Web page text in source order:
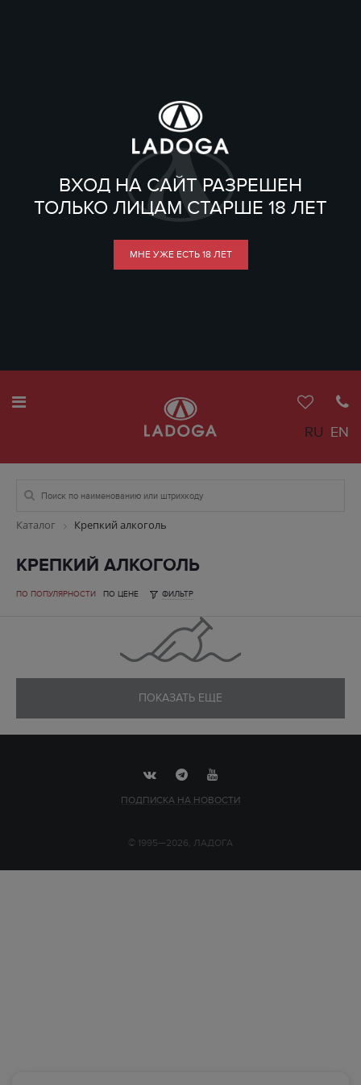
ВХОД НА САЙТ РАЗРЕШЕН
ТОЛЬКО ЛИЦАМ СТАРШЕ 18 ЛЕТ
МНЕ УЖЕ ЕСТЬ 18 ЛЕТ
RU EN
Каталог Крепкий алкоголь
КРЕПКИЙ АЛКОГОЛЬ
ПО ПОПУЛЯРНОСТИ ПО ЦЕНЕ ФИЛЬТР
ПОКАЗАТЬ ЕЩЕ
ПОДПИСКА НА НОВОСТИ
© 1995—2026, ЛАДОГА